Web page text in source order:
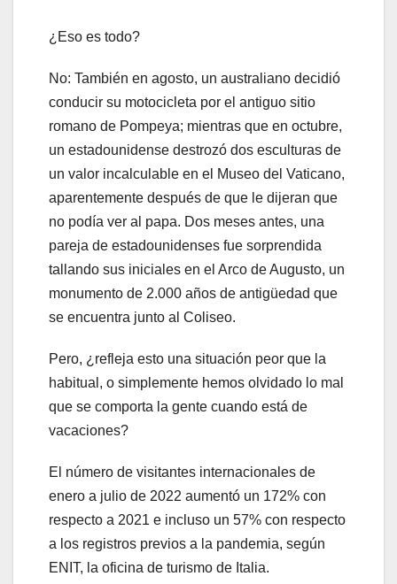
¿Eso es todo?
No: También en agosto, un australiano decidió
conducir su motocicleta por el antiguo sitio
romano de Pompeya; mientras que en octubre,
un estadounidense destrozó dos esculturas de
un valor incalculable en el Museo del Vaticano,
aparentemente después de que le dijeran que
no podía ver al papa. Dos meses antes, una
pareja de estadounidenses fue sorprendida
tallando sus iniciales en el Arco de Augusto, un
monumento de 2.000 años de antigüedad que
se encuentra junto al Coliseo.
Pero, ¿refleja esto una situación peor que la
habitual, o simplemente hemos olvidado lo mal
que se comporta la gente cuando está de
vacaciones?
El número de visitantes internacionales de
enero a julio de 2022 aumentó un 172% con
respecto a 2021 e incluso un 57% con respecto
a los registros previos a la pandemia, según
ENIT, la oficina de turismo de Italia.